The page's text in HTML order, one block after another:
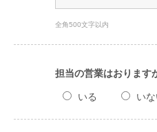
全角500文字以内
担当の営業はおります
いる い